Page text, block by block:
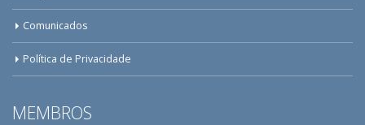
Comunicados
Política de Privacidade
MEMBROS